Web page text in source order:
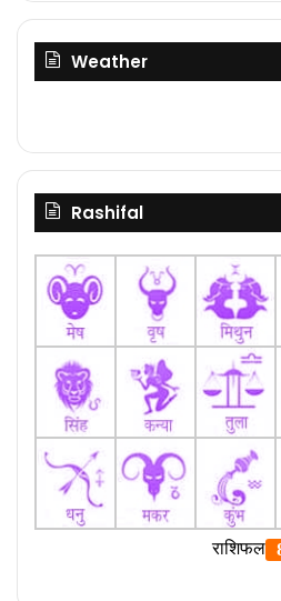
Weather
Rashifal